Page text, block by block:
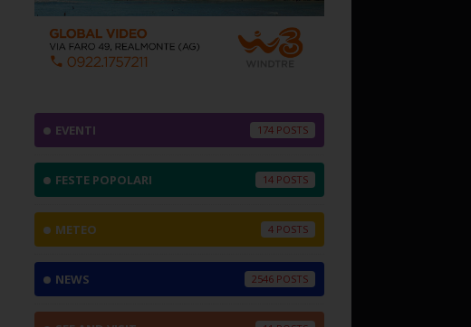
EVENTI 174
FESTE POPOLARI 14
METEO 4
NEWS 2546